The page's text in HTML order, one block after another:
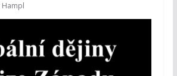
Hampl